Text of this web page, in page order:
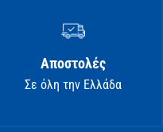
Αποστολές
Σε όλη την Ελλάδα